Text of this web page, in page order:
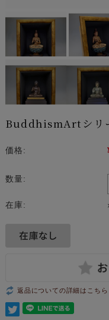
BuddhismArtシリ
価格:
数量:
在庫:
返品についての詳細はこちら